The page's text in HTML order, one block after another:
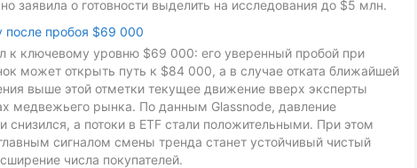
заявила о готовности выделить на исследования до $5 млн.
после пробоя $69 000
к ключевому уровню $69 000: его уверенный пробой при
может открыть путь к $84 000, а в случае отката ближайшей
выше этой отметки текущее движение вверх эксперты
медвежьего рынка. По данным Glassnode, давление
а потоки в ETF стали положительными. При этом
сигналом смены тренда станет устойчивый чистый
числа покупателей.